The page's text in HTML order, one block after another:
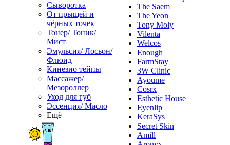
Сыворотка
От прыщей и
чёрных точек
Тонер/ Тоник/
Мист
Эмульсия/ Лосьон/
Флюид
Кинезио тейпы
Массажер/
Мезороллер
Уход для губ
Эссенция/ Масло
Ещё
The Saem
The Yeon
Tony Moly
Vilenta
Welcos
Enough
FarmStay
3W Clinic
Ayoume
Cosrx
Esthetic House
Eyenlip
KeraSys
Secret Skin
Amill